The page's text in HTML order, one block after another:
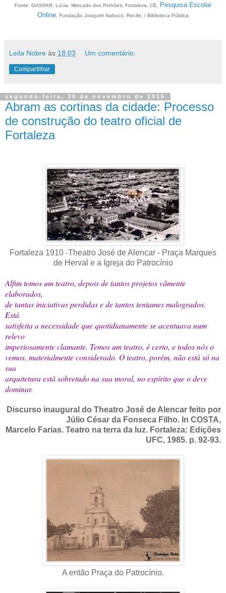
Fonte: GASPAR, Lúcia. Mercado dos Pinhões, Fortaleza, CE. Pesquisa Escolar
Online , Fundação Joaquim Nabuco, Recife. / Biblioteca Pública
Leila Nobre às 18:03 Um comentário:
Compartilhar
segunda-feira, 30 de novembro de 2015
Abram as cortinas da cidade: Processo
de construção do teatro oficial de
Fortaleza
Fortaleza 1910 -Theatro José de Alencar - Praça Marques
de Herval e a Igreja do Patrocínio
Alfim temos um teatro, depois de tantos projetos vãmente
elaborados,
de tantas iniciativas perdidas e de tantos tentames malogrados.
Está
satisfeita a necessidade que quotidianamente se acentuava num
relevo
imperiosamente clamante. Temos um teatro, é certo, e todos nós o
vemos, materialmente considerado. O teatro, porém, não está só na
sua
arquitetura está sobretudo na sua moral, no espírito que o deve
dominar.
Discurso inaugural do Theatro José de Alencar feito por
Júlio César da Fonseca Filho. In COSTA,
Marcelo Farias. Teatro na terra da luz. Fortaleza: Edições
UFC, 1985. p. 92-93.
A então Praça do Patrocínio.